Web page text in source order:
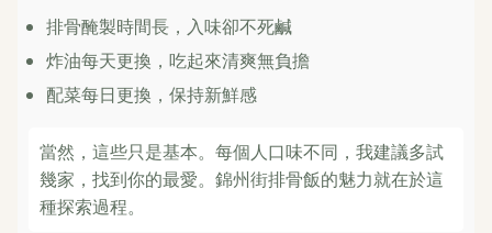
排骨醃製時間長，入味卻不死鹹
炸油每天更換，吃起來清爽無負擔
配菜每日更換，保持新鮮感
當然，這些只是基本。每個人口味不同，我建議多試
幾家，找到你的最愛。錦州街排骨飯的魅力就在於這
種探索過程。